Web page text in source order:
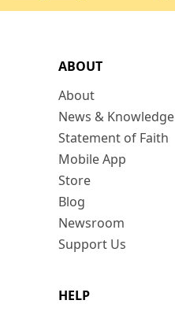
ABOUT
About
News & Knowledge
Statement of Faith
Mobile App
Store
Blog
Newsroom
Support Us
HELP